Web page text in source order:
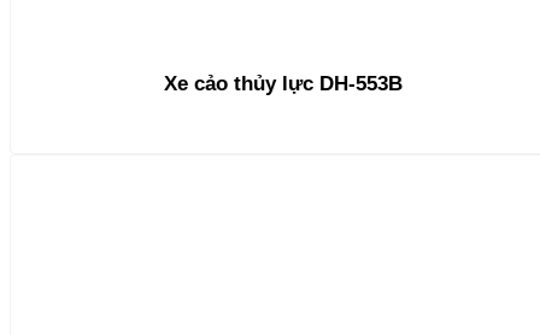
Xe cảo thủy lực DH-553B